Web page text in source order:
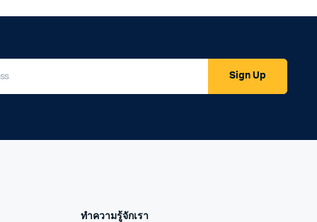
Sign Up
ทำความรู้จักเรา